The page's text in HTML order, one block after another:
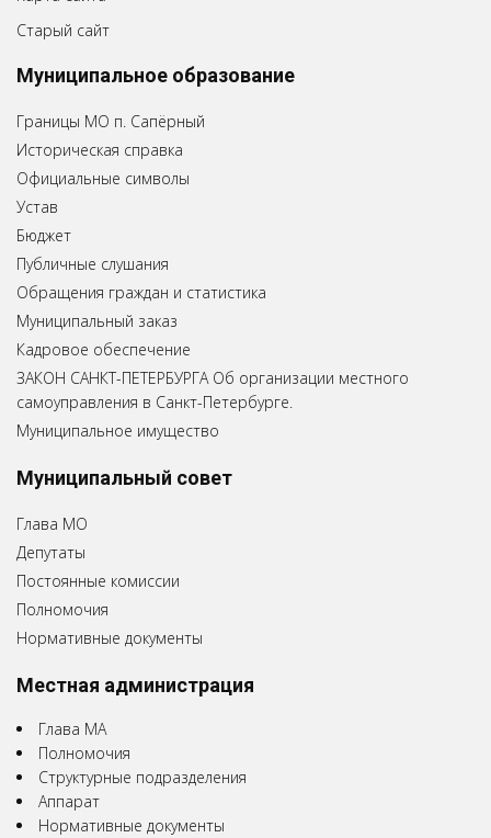
Старый сайт
Муниципальное образование
Границы МО п. Сапёрный
Историческая справка
Официальные символы
Устав
Бюджет
Публичные слушания
Обращения граждан и статистика
Муниципальный заказ
Кадровое обеспечение
ЗАКОН САНКТ-ПЕТЕРБУРГА Об организации местного
самоуправления в Санкт-Петербурге.
Муниципальное имущество
Муниципальный совет
Глава МО
Депутаты
Постоянные комиссии
Полномочия
Нормативные документы
Местная администрация
Глава МА
Полномочия
Структурные подразделения
Аппарат
Нормативные документы